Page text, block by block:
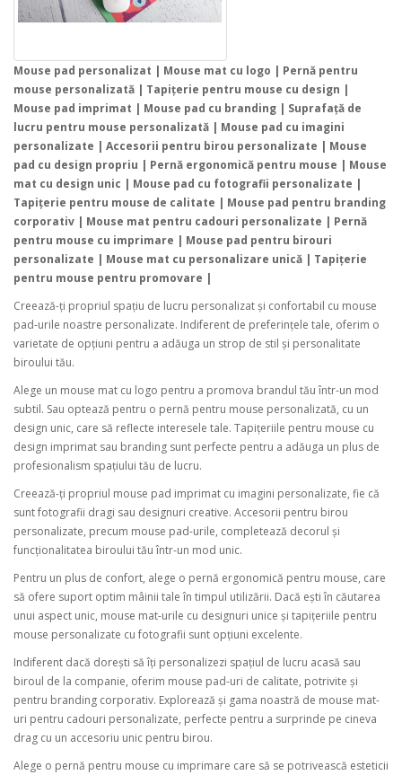
Mouse pad personalizat | Mouse mat cu logo | Pernă pentru
mouse personalizată | Tapițerie pentru mouse cu design |
Mouse pad imprimat | Mouse pad cu branding | Suprafață de
lucru pentru mouse personalizată | Mouse pad cu imagini
personalizate | Accesorii pentru birou personalizate | Mouse
pad cu design propriu | Pernă ergonomică pentru mouse | Mouse
mat cu design unic | Mouse pad cu fotografii personalizate |
Tapițerie pentru mouse de calitate | Mouse pad pentru branding
corporativ | Mouse mat pentru cadouri personalizate | Pernă
pentru mouse cu imprimare | Mouse pad pentru birouri
personalizate | Mouse mat cu personalizare unică | Tapițerie
pentru mouse pentru promovare |
Creează-ți propriul spațiu de lucru personalizat și confortabil cu mouse
pad-urile noastre personalizate. Indiferent de preferințele tale, oferim o
varietate de opțiuni pentru a adăuga un strop de stil și personalitate
biroului tău.
Alege un mouse mat cu logo pentru a promova brandul tău într-un mod
subtil. Sau optează pentru o pernă pentru mouse personalizată, cu un
design unic, care să reflecte interesele tale. Tapițeriile pentru mouse cu
design imprimat sau branding sunt perfecte pentru a adăuga un plus de
profesionalism spațiului tău de lucru.
Creează-ți propriul mouse pad imprimat cu imagini personalizate, fie că
sunt fotografii dragi sau designuri creative. Accesorii pentru birou
personalizate, precum mouse pad-urile, completează decorul și
funcționalitatea biroului tău într-un mod unic.
Pentru un plus de confort, alege o pernă ergonomică pentru mouse, care
să ofere suport optim mâinii tale în timpul utilizării. Dacă ești în căutarea
unui aspect unic, mouse mat-urile cu designuri unice și tapițeriile pentru
mouse personalizate cu fotografii sunt opțiuni excelente.
Indiferent dacă dorești să îți personalizezi spațiul de lucru acasă sau
biroul de la companie, oferim mouse pad-uri de calitate, potrivite și
pentru branding corporativ. Explorează și gama noastră de mouse mat-
uri pentru cadouri personalizate, perfecte pentru a surprinde pe cineva
drag cu un accesoriu unic pentru birou.
Alege o pernă pentru mouse cu imprimare care să se potrivească esteticii